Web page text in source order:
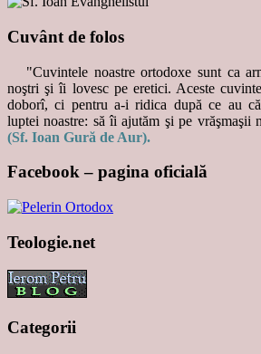
Cuvânt de folos
"Cuvintele noastre ortodoxe sunt ca
noştri şi îi lovesc pe eretici. Aceste
doborî, ci pentru a-i ridica după ce au
luptei noastre: să îi ajutăm şi pe vrăşmaşii
(Sf. Ioan Gură de Aur).
Facebook – pagina oficială
Teologie.net
Categorii